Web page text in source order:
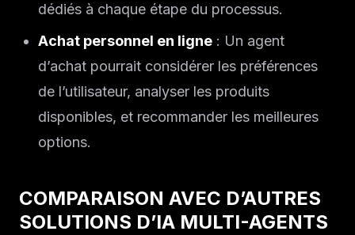
dédiés à chaque étape du processus.
Achat personnel en ligne : Un agent
d’achat pourrait considérer les préférences
de l’utilisateur, analyser les produits
disponibles, et recommander les meilleures
options.
COMPARAISON AVEC D’AUTRES
SOLUTIONS D’IA MULTI-AGENTS